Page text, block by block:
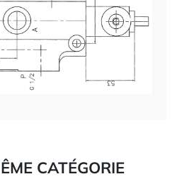
CATÉGORIE